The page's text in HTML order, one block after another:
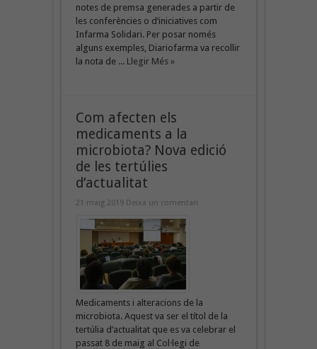
notes de premsa generades a partir de
les conferències o d’iniciatives com
Infarma Solidari. Per posar només
alguns exemples, Diariofarma va recollir
la nota de ... Llegir Més »
Com afecten els
medicaments a la
microbiota? Nova edició
de les tertúlies
d’actualitat
21 maig 2019 Deixa un comentari
Medicaments i alteracions de la
microbiota. Aquest va ser el títol de la
tertúlia d’actualitat que es va celebrar el
passat 8 de maig al Col·legi de